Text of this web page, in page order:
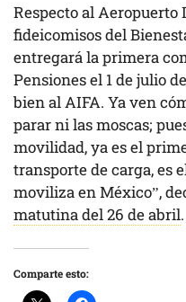
Respecto al
fideicomisos del
entregará la primera
Pensiones el 1 de julio
bien al AIFA. Ya ven
parar ni las moscas;
movilidad, ya es el
transporte de carga, es
moviliza en México”,
matutina del 26 de abril.
Comparte esto: